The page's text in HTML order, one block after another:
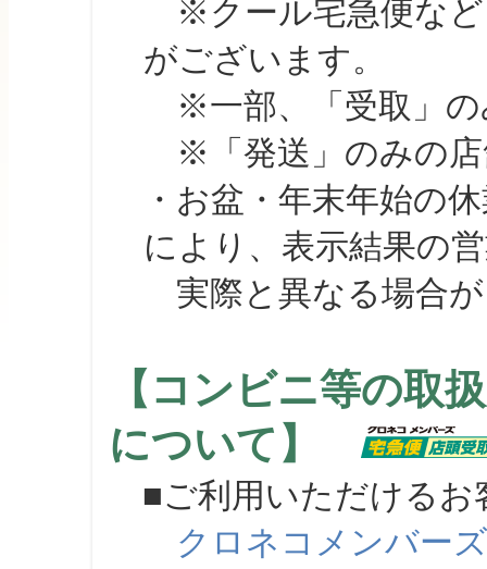
※クール宅急便など
がございます。
※一部、「受取」の
※「発送」のみの店
・お盆・年末年始の
により、表示結果の
実際と異なる場合が
【コンビニ等の取
について】
■ご利用いただけるお
クロネコメンバーズ